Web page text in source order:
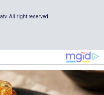
All right reserved